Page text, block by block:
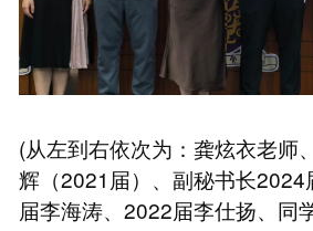
(从左到右依次为：龚炫衣老师
辉（2021届）、副秘书长2024
届李海涛、2022届李仕扬、同